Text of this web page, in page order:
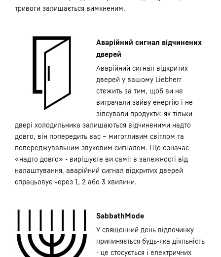
тривоги залишається вимкненим.
Аварійний сигнал відчинених
дверей
Аварійний сигнал відкритих
дверей у вашому Liebherr
стежить за тим, щоб ви не
витрачали зайву енергію і не
зіпсували продукти: як тільки
двері холодильника залишаються відчиненими надто
довго, він попередить вас – миготливим світлом та
попереджувальним звуковим сигналом. Що означає
«надто довго» - вирішуєте ви самі: в залежності від
налаштування, аварійний сигнал відкритих дверей
спрацьовує через 1, 2 або 3 хвилини.
SabbathMode
У священний день відпочинку
припиняється будь-яка діяльність
- це стосується і електричних